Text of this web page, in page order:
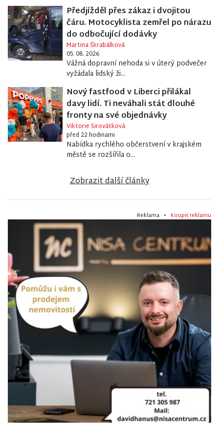
Předjížděl přes zákaz i dvojitou
čáru. Motocyklista zemřel po nárazu
do odbočující dodávky
Martina Škrabálková
05. 08. 2026
Vážná dopravní nehoda si v úterý podvečer
vyžádala lidský ži...
Nový fastfood v Liberci přilákal
davy lidí. Ti neváhali stát dlouhé
fronty na své objednávky
Viktorie Sirovátková
před 22 hodinami
Nabídka rychlého občerstvení v krajském
městě se rozšířila o...
Zobrazit další články
Reklama • Koupit reklamu